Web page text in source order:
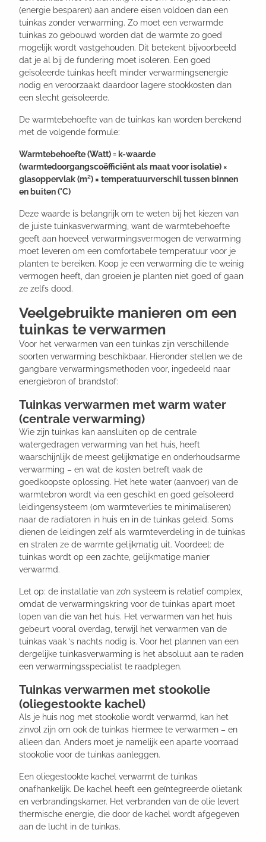
(energie besparen) aan andere eisen voldoen dan een
tuinkas zonder verwarming. Zo moet een verwarmde
tuinkas zo gebouwd worden dat de warmte zo goed
mogelijk wordt vastgehouden. Dit betekent bijvoorbeeld
dat je al bij de fundering moet isoleren. Een goed
geïsoleerde tuinkas heeft minder verwarmingsenergie
nodig en veroorzaakt daardoor lagere stookkosten dan
een slecht geïsoleerde.
De warmtebehoefte van de tuinkas kan worden berekend
met de volgende formule:
Warmtebehoefte (Watt) = k-waarde
(warmtedoorgangscoëfficiënt als maat voor isolatie) ×
glasoppervlak (m²) × temperatuurverschil tussen binnen
en buiten (°C)
Deze waarde is belangrijk om te weten bij het kiezen van
de juiste tuinkasverwarming, want de warmtebehoefte
geeft aan hoeveel verwarmingsvermogen de verwarming
moet leveren om een comfortabele temperatuur voor je
planten te bereiken. Koop je een verwarming die te weinig
vermogen heeft, dan groeien je planten niet goed of gaan
ze zelfs dood.
Veelgebruikte manieren om een
tuinkas te verwarmen
Voor het verwarmen van een tuinkas zijn verschillende
soorten verwarming beschikbaar. Hieronder stellen we de
gangbare verwarmingsmethoden voor, ingedeeld naar
energiebron of brandstof:
Tuinkas verwarmen met warm water
(centrale verwarming)
Wie zijn tuinkas kan aansluiten op de centrale
watergedragen verwarming van het huis, heeft
waarschijnlijk de meest gelijkmatige en onderhoudsarme
verwarming – en wat de kosten betreft vaak de
goedkoopste oplossing. Het hete water (aanvoer) van de
warmtebron wordt via een geschikt en goed geïsoleerd
leidingensysteem (om warmteverlies te minimaliseren)
naar de radiatoren in huis en in de tuinkas geleid. Soms
dienen de leidingen zelf als warmteverdeling in de tuinkas
en stralen ze de warmte gelijkmatig uit. Voordeel: de
tuinkas wordt op een zachte, gelijkmatige manier
verwarmd.
Let op: de installatie van zo’n systeem is relatief complex,
omdat de verwarmingskring voor de tuinkas apart moet
lopen van die van het huis. Het verwarmen van het huis
gebeurt vooral overdag, terwijl het verwarmen van de
tuinkas vaak ’s nachts nodig is. Voor het plannen van een
dergelijke tuinkasverwarming is het absoluut aan te raden
een verwarmingsspecialist te raadplegen.
Tuinkas verwarmen met stookolie
(oliegestookte kachel)
Als je huis nog met stookolie wordt verwarmd, kan het
zinvol zijn om ook de tuinkas hiermee te verwarmen – en
alleen dan. Anders moet je namelijk een aparte voorraad
stookolie voor de tuinkas aanleggen.
Een oliegestookte kachel verwarmt de tuinkas
onafhankelijk. De kachel heeft een geïntegreerde olietank
en verbrandingskamer. Het verbranden van de olie levert
thermische energie, die door de kachel wordt afgegeven
aan de lucht in de tuinkas.